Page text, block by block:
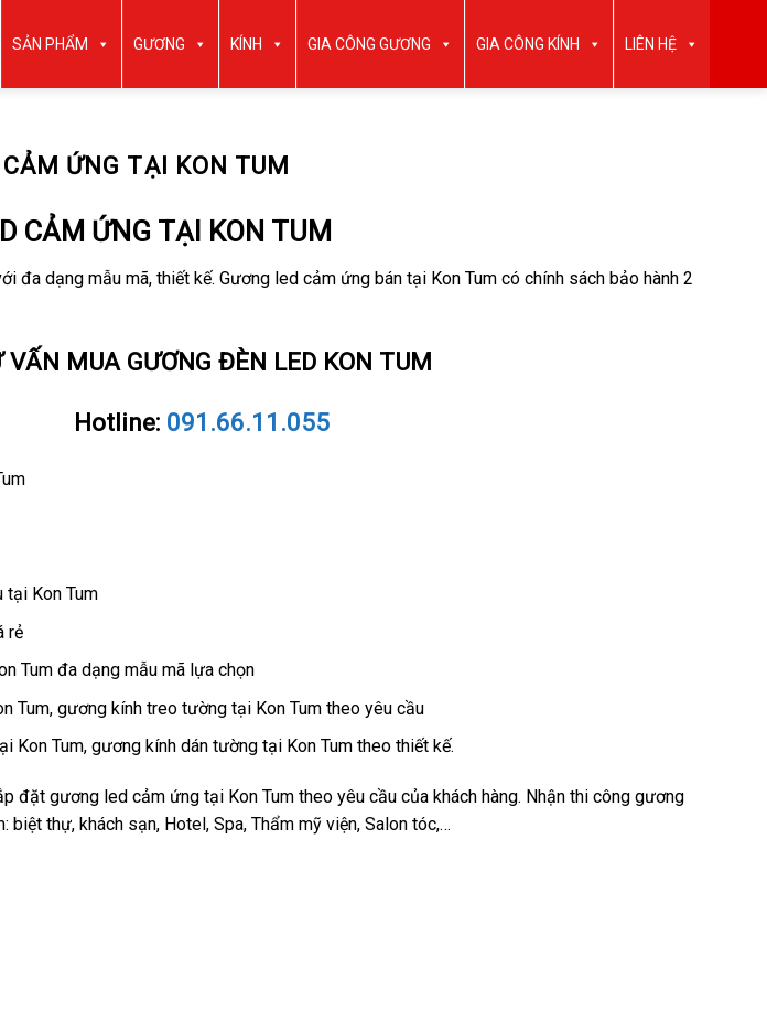
SẢN PHẨM GƯƠNG KÍNH GIA CÔNG GƯƠNG GIA CÔNG KÍNH LIÊN HỆ
ỨNG TẠI KON TUM
CẢM ỨNG TẠI KON TUM
đa dạng mẫu mã, thiết kế. Gương led cảm ứng bán tại Kon Tum có chính sách bảo hành 2
VẤN MUA GƯƠNG ĐÈN LED KON TUM
Hotline: 091.66.11.055
tại Kon Tum
rẻ
Tum đa dạng mẫu mã lựa chọn
Tum, gương kính treo tường tại Kon Tum theo yêu cầu
Kon Tum, gương kính dán tường tại Kon Tum theo thiết kế.
đặt gương led cảm ứng tại Kon Tum theo yêu cầu của khách hàng. Nhận thi công gương
biệt thự, khách sạn, Hotel, Spa, Thẩm mỹ viện, Salon tóc,…